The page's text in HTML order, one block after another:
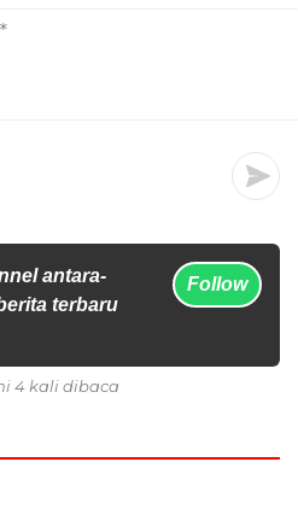
antara-
terbaru
Follow
4 kali dibaca